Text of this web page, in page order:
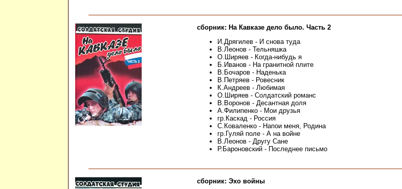
сборник: На Кавказе дело было. Часть 2
И.Дрягилев - И снова туда
В.Леонов - Тельняшка
О.Ширяев - Когда-нибудь я
Б.Иванов - На гранитной плите
В.Бочаров - Наденька
В.Петряев - Ровесник
К.Андреев - Любимая
О.Ширяев - Солдатский романс
В.Воронов - Десантная доля
А.Филипенко - Мои друзья
гр.Каскад - Россия
С.Коваленко - Напои меня, Родина
гр.Гуляй поле - А на войне
В.Леонов - Другу Сане
Р.Бароновский - Последнее письмо
сборник: Эхо войны